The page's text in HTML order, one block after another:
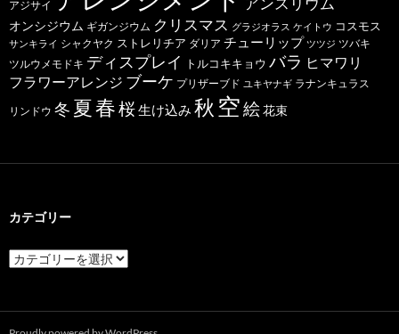
アジサイ
オンシジウム ギガンジウム クリスマス グラジオラス ケイトウ コスモス
サンキライ シャクヤク ストレリチア ダリア チューリップ ツツジ ツバキ
ツルウメモドキ ディスプレイ トルコキキョウ バラ ヒマワリ
フラワーアレンジ ブーケ プリザーブド ユキヤナギ ラナンキュラス
リンドウ 冬 夏春桜生け込み 秋 空絵花束
カテゴリー
カ
テ